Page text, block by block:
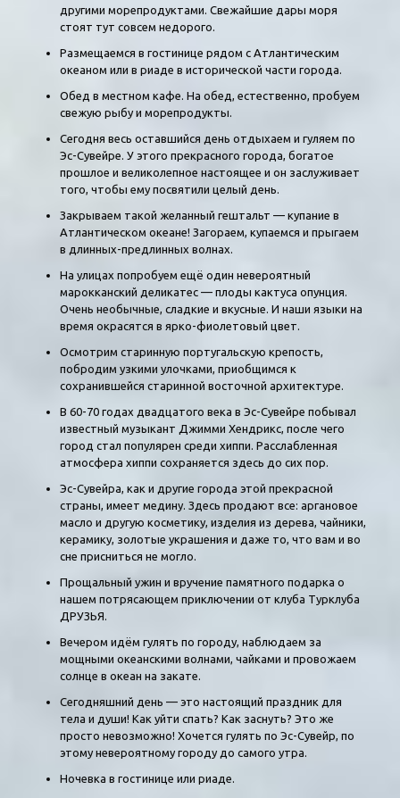
другими морепродуктами. Свежайшие дары моря
стоят тут совсем недорого.
Размещаемся в гостинице рядом с Атлантическим
океаном или в риаде в исторической части города.
Обед в местном кафе. На обед, естественно, пробуем
свежую рыбу и морепродукты.
Сегодня весь оставшийся день отдыхаем и гуляем по
Эс-Сувейре. У этого прекрасного города, богатое
прошлое и великолепное настоящее и он заслуживает
того, чтобы ему посвятили целый день.
Закрываем такой желанный гештальт — купание в
Атлантическом океане! Загораем, купаемся и прыгаем
в длинных-предлинных волнах.
На улицах попробуем ещё один невероятный
марокканский деликатес — плоды кактуса опунция.
Очень необычные, сладкие и вкусные. И наши языки на
время окрасятся в ярко-фиолетовый цвет.
Осмотрим старинную португальскую крепость,
побродим узкими улочками, приобщимся к
сохранившейся старинной восточной архитектуре.
В 60-70 годах двадцатого века в Эс-Сувейре побывал
известный музыкант Джимми Хендрикс, после чего
город стал популярен среди хиппи. Расслабленная
атмосфера хиппи сохраняется здесь до сих пор.
Эс-Сувейра, как и другие города этой прекрасной
страны, имеет медину. Здесь продают все: аргановое
масло и другую косметику, изделия из дерева, чайники,
керамику, золотые украшения и даже то, что вам и во
сне присниться не могло.
Прощальный ужин и вручение памятного подарка о
нашем потрясающем приключении от клуба Турклуба
ДРУЗЬЯ.
Вечером идём гулять по городу, наблюдаем за
мощными океанскими волнами, чайками и провожаем
солнце в океан на закате.
Сегодняшний день — это настоящий праздник для
тела и души! Как уйти спать? Как заснуть? Это же
просто невозможно! Хочется гулять по Эс-Сувейр, по
этому невероятному городу до самого утра.
Ночевка в гостинице или риаде.